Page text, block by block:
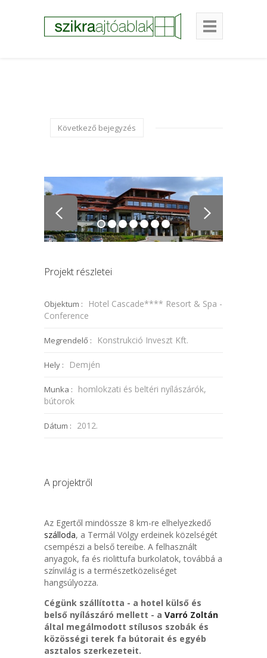
Következő bejegyzés
Projekt részletei
Objektum :
Hotel Cascade**** Resort & Spa -
Conference
Megrendelő : Konstrukció Inveszt Kft.
Hely : Demjén
Munka :
homlokzati és beltéri nyílászárók,
bútorok
Dátum : 2012.
A projektről
Az Egertől mindössze 8 km-re elhelyezkedő
szálloda, a Termál Völgy erdeinek közelségét
csempészi a belső tereibe. A felhasznált
anyagok, fa és riolittufa burkolatok, továbbá a
színvilág is a természetközeliséget
hangsúlyozza.
Cégünk szállította - a hotel külső és
belső nyílászáró mellett - a Varró Zoltán
által megálmodott stílusos szobák és
közösségi terek fa bútorait és egyéb
asztalos szerkezeteit.